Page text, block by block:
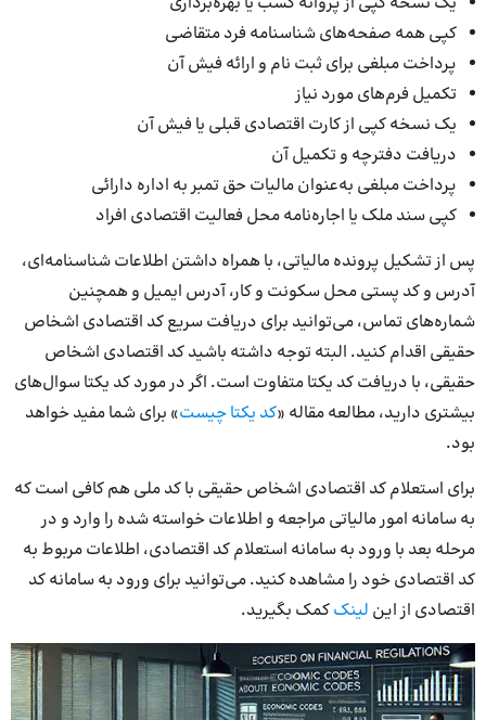
کپی همه صفحه‌های شناسنامه فرد متقاضی
پرداخت مبلغی برای ثبت نام و ارائه فیش آن
تکمیل فرم‌های مورد نیاز
یک نسخه کپی از کارت اقتصادی قبلی یا فیش آن
دریافت دفترچه و تکمیل آن
پرداخت مبلغی به‌عنوان مالیات حق تمبر به اداره دارائی
کپی سند ملک یا اجاره‌نامه محل فعالیت اقتصادی افراد
پس از تشکیل پرونده مالیاتی، با همراه داشتن اطلاعات شناسنامه‌ای،
آدرس و کد پستی محل سکونت و کار، آدرس ایمیل و همچنین
شماره‌های تماس، می‌توانید برای دریافت سریع کد اقتصادی اشخاص
حقیقی اقدام کنید. البته توجه داشته باشید کد اقتصادی اشخاص
حقیقی، با دریافت کد یکتا متفاوت است. اگر در مورد کد یکتا سوال‌های
بیشتری دارید، مطالعه مقاله «کد یکتا چیست» برای شما مفید خواهد
بود.
برای استعلام کد اقتصادی اشخاص حقیقی با کد ملی هم کافی است که
به سامانه امور مالیاتی مراجعه و اطلاعات خواسته شده را وارد و در
مرحله بعد با ورود به سامانه استعلام کد اقتصادی، اطلاعات مربوط به
کد اقتصادی خود را مشاهده کنید. می‌توانید برای ورود به سامانه کد
اقتصادی از این لینککمک بگیرید.